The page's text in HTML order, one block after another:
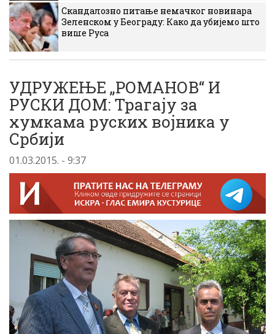
Скандалозно питање немачког новинара
Зеленском у Београду: Како да убијемо што
више Руса
УДРУЖЕЊЕ „РОМАНОВ“ И
РУСКИ ДОМ: Трагају за
хумкама руских војника у
Србији
01.03.2015. - 9:37